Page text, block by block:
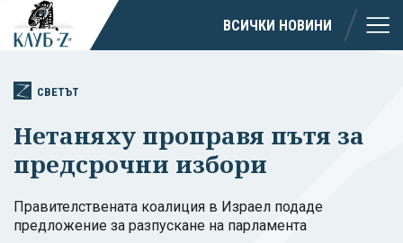
ВСИЧКИ НОВИНИ
СВЕТЪТ
Нетаняху проправя пътя за
предсрочни избори
Правителствената коалиция в Израел подаде
предложение за разпускане на парламента